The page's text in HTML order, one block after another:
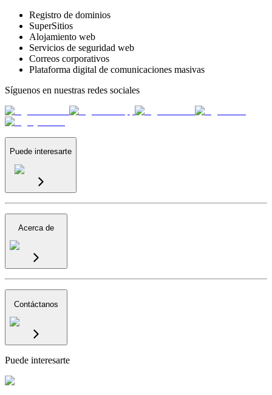
Registro de dominios
SuperSitios
Alojamiento web
Servicios de seguridad web
Correos corporativos
Plataforma digital de comunicaciones masivas
Síguenos en nuestras redes sociales
Puede interesarte
Acerca de
Contáctanos
Puede interesarte